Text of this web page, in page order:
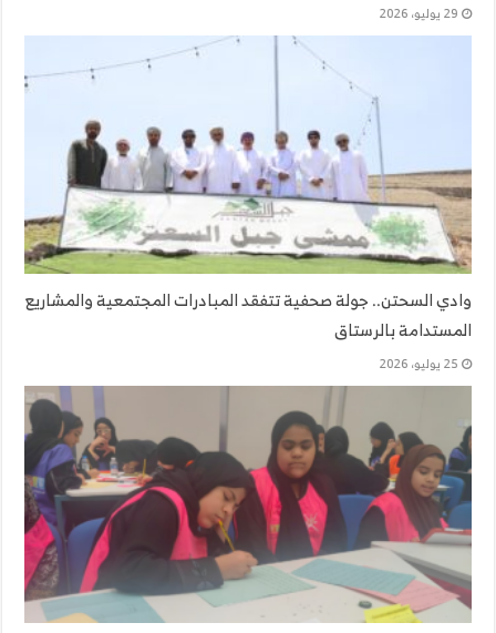
29 يوليو، 2026
وادي السحتن.. جولة صحفية تتفقد المبادرات المجتمعية والمشاريع
المستدامة بالرستاق
25 يوليو، 2026